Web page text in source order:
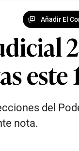
Añadir El
este
del
nota.